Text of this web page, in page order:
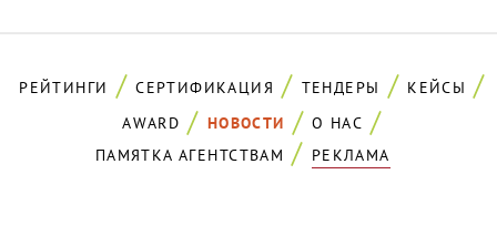
РЕЙТИНГИ СЕРТИФИКАЦИЯ ТЕНДЕРЫ
КЕЙСЫ
AWARD
НОВОСТИ
О НАС
ПАМЯТКА АГЕНТСТВАМ
РЕКЛАМА